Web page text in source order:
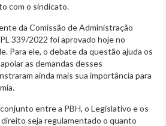
com o sindicato.
da Comissão de Administração
339/2022 foi aprovado hoje no
Para ele, o debate da questão ajuda os
as demandas desses
ainda mais sua importância para
entre a PBH, o Legislativo e os
seja regulamentado o quanto